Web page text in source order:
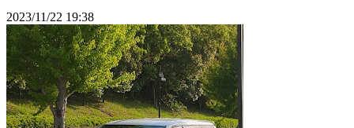
2023/11/22 19:38